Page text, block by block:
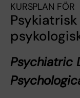
KURSPLAN FÖR
Psychiatric